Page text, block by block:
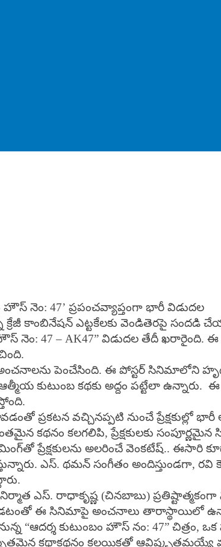
హౌస్ నెం: 47’ ప్రపంచవ్యాప్తంగా భారీ విడుదల
క్రేజీ కాంబినేషన్ ఎట్టకేలకు వెండితెరపై
హౌస్ నెం: 47 – AK47” విడుదల తేదీ
పెంచేసింది. ఈ పోస్టర్ సినిమాలోని
కుటుంబ కథకు అద్దం పట్టేలా
ప్రకటన వచ్చినప్పటి నుంచే ప్రేక్షకుల్లో
కథనం కలగలిపి, ప్రేక్షకులకు
ప్రేక్షకులను అలరించే వెంకటేష్.. ఈసారి కూడా
ఎస్. థమన్ సంగీతం అందిస్తుండగా,
ఎస్. రాధాకృష్ణ (చినబాబు)
ఈ సినిమాపై అంచనాలు తారాస్థాయిలో
“ఆదర్శ కుటుంబం హౌస్ నం: 47” చిత్రం,
అద్భుతమైన కథాకథనం కలయికతో